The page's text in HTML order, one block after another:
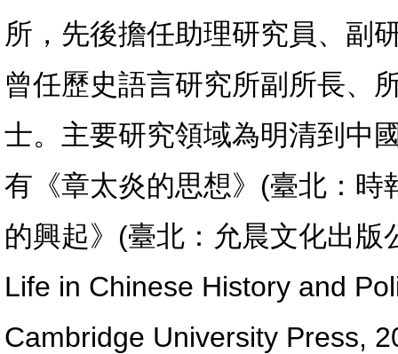
所，先後擔任助理研究員、副
曾任歷史語言研究所副所長、
士。主要研究領域為明清到中
有《章太炎的思想》(臺北：
的興起》(臺北：允晨文化出
Life in Chinese History and
Cambridge University Press,